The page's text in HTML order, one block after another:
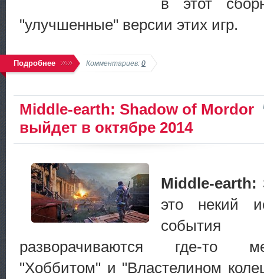
в этот
"улучшенные" версии этих игр.
Подробнее Комментариев: 0
Middle-earth: Shadow of Mordor
выйдет в октябре 2014
Middle-
это некий
разворачиваются где-то
"Хоббитом" и "Властелином